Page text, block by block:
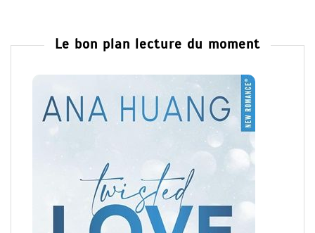
Le bon plan lecture du moment